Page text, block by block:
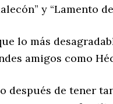
y “Lamento
lo más
amigos como
de tener